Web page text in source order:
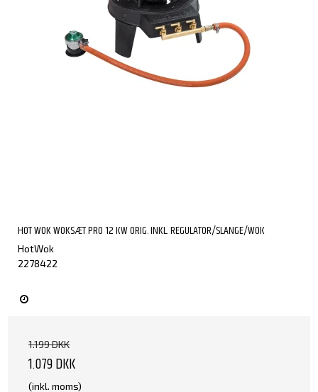
HOT WOK WOKSÆT PRO 12 KW ORIG. INKL. REGULATOR/SLANGE/WOK
HotWok
2278422
1.199 DKK
1.079 DKK
(inkl. moms)